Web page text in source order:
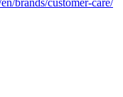
brands/customer-care/